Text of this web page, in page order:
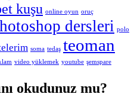
kuşu online oyun oruç
dersleri polo
soma tedaş teoman
video yüklemek youtube şemspare
okudunuz mu?